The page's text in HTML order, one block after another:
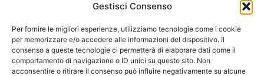
Gestisci Consenso
Per fornire le migliori esperienze, utilizziamo tecnologie come i cookie
per memorizzare e/o accedere alle informazioni del dispositivo. Il
consenso a queste tecnologie ci permetterà di elaborare dati come il
comportamento di navigazione o ID unici su questo sito. Non
acconsentire o ritirare il consenso può influire negativamente su alcune
associati
22/07/2026